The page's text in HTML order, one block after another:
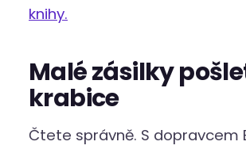
knihy.
Malé zásilky
krabice
Čtete správně. S dopravcem